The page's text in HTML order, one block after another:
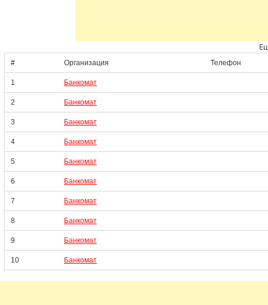
# Организация Телефон
1 Банкомат
2 Банкомат
3 Банкомат
4 Банкомат
5 Банкомат
6 Банкомат
7 Банкомат
8 Банкомат
9 Банкомат
10 Банкомат